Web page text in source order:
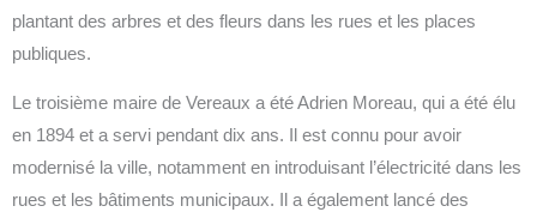
plantant des arbres et des fleurs dans les rues et les places
publiques.
Le troisième maire de Vereaux a été Adrien Moreau, qui a été élu
en 1894 et a servi pendant dix ans. Il est connu pour avoir
modernisé la ville, notamment en introduisant l’électricité dans les
rues et les bâtiments municipaux. Il a également lancé des